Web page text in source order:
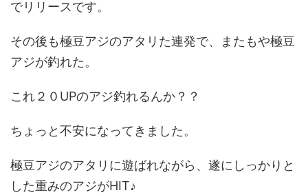
でリリースです。
その後も極豆アジのアタリた連発で、またもや極豆
アジが釣れた。
これ２０UPのアジ釣れるんか？？
ちょっと不安になってきました。
極豆アジのアタリに遊ばれながら、遂にしっかりと
した重みのアジがHIT♪